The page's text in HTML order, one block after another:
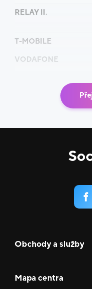
RELAY II.
T-MOBILE
VODAFONE
Obchody a služby
Mapa centra